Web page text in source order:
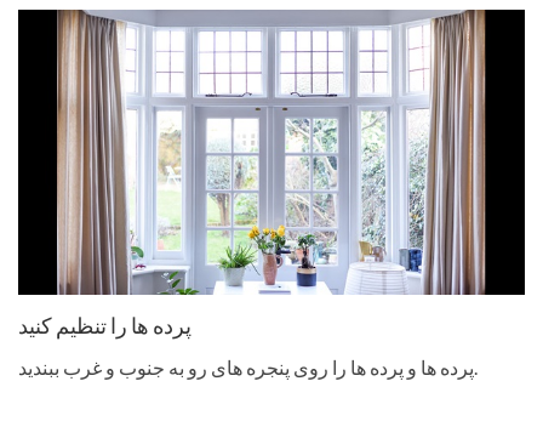
پرده ها را تنظیم کنید
پرده ها و پرده ها را روی پنجره های رو به جنوب و غرب ببندید.